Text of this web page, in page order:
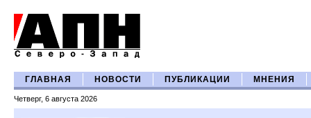
ГЛАВНАЯ НОВОСТИ ПУБЛИКАЦИИ МНЕНИЯ
Четверг, 6 августа 2026